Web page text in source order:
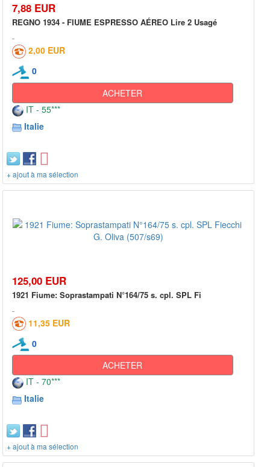
7,88 EUR
REGNO 1934 - FIUME ESPRESSO AÉREO Lire 2 Usagé
2,00 EUR
0
ACHETER
IT - 55***
Italie
+ ajout à ma sélection
125,00 EUR
1921 Fiume: Soprastampati N°164/75 s. cpl. SPL Fi
11,35 EUR
0
ACHETER
IT - 70***
Italie
+ ajout à ma sélection